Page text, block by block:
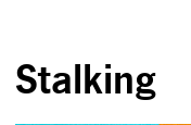
Stalking